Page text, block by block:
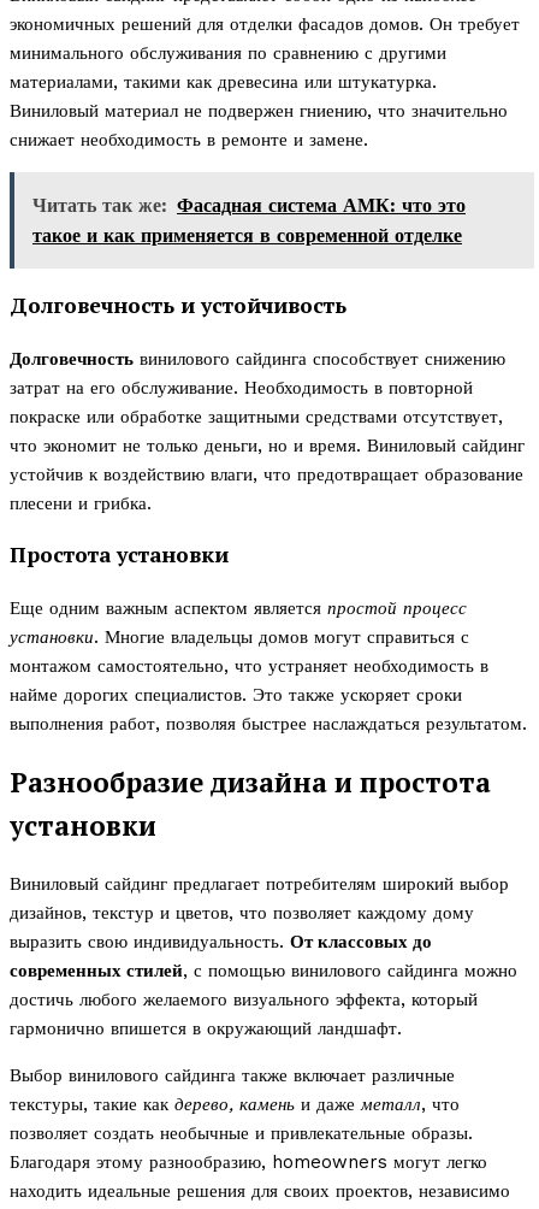
экономичных решений для отделки фасадов домов. Он требует
минимального обслуживания по сравнению с другими
материалами, такими как древесина или штукатурка.
Виниловый материал не подвержен гниению, что значительно
снижает необходимость в ремонте и замене.
Читать так же: Фасадная система АМК: что это
такое и как применяется в современной отделке
Долговечность и устойчивость
Долговечность винилового сайдинга способствует снижению
затрат на его обслуживание. Необходимость в повторной
покраске или обработке защитными средствами отсутствует,
что экономит не только деньги, но и время. Виниловый сайдинг
устойчив к воздействию влаги, что предотвращает образование
плесени и грибка.
Простота установки
Еще одним важным аспектом является простой процесс
установки. Многие владельцы домов могут справиться с
монтажом самостоятельно, что устраняет необходимость в
найме дорогих специалистов. Это также ускоряет сроки
выполнения работ, позволяя быстрее наслаждаться результатом.
Разнообразие дизайна и простота
установки
Виниловый сайдинг предлагает потребителям широкий выбор
дизайнов, текстур и цветов, что позволяет каждому дому
выразить свою индивидуальность. От классовых до
современных стилей, с помощью винилового сайдинга можно
достичь любого желаемого визуального эффекта, который
гармонично впишется в окружающий ландшафт.
Выбор винилового сайдинга также включает различные
текстуры, такие как дерево, камень и дажеметалл, что
позволяет создать необычные и привлекательные образы.
Благодаря этому разнообразию, homeowners могут легко
находить идеальные решения для своих проектов, независимо